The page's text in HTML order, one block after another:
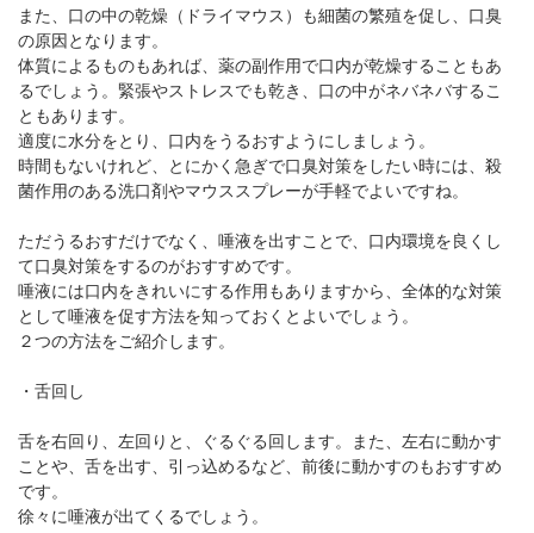
また、口の中の乾燥（ドライマウス）も細菌の繁殖を促し、口臭
の原因となります。
体質によるものもあれば、薬の副作用で口内が乾燥することもあ
るでしょう。緊張やストレスでも乾き、口の中がネバネバするこ
ともあります。
適度に水分をとり、口内をうるおすようにしましょう。
時間もないけれど、とにかく急ぎで口臭対策をしたい時には、殺
菌作用のある洗口剤やマウススプレーが手軽でよいですね。
ただうるおすだけでなく、唾液を出すことで、口内環境を良くし
て口臭対策をするのがおすすめです。
唾液には口内をきれいにする作用もありますから、全体的な対策
として唾液を促す方法を知っておくとよいでしょう。
２つの方法をご紹介します。
・舌回し
舌を右回り、左回りと、ぐるぐる回します。また、左右に動かす
ことや、舌を出す、引っ込めるなど、前後に動かすのもおすすめ
です。
徐々に唾液が出てくるでしょう。